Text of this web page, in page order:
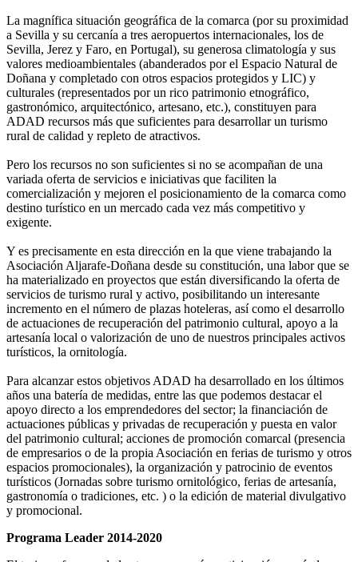
La magnífica situación geográfica de la comarca (por su proximidad
a Sevilla y su cercanía a tres aeropuertos internacionales, los de
Sevilla, Jerez y Faro, en Portugal), su generosa climatología y sus
valores medioambientales (abanderados por el Espacio Natural de
Doñana y completado con otros espacios protegidos y LIC) y
culturales (representados por un rico patrimonio etnográfico,
gastronómico, arquitectónico, artesano, etc.), constituyen para
ADAD recursos más que suficientes para desarrollar un turismo
rural de calidad y repleto de atractivos.
Pero los recursos no son suficientes si no se acompañan de una
variada oferta de servicios e iniciativas que faciliten la
comercialización y mejoren el posicionamiento de la comarca como
destino turístico en un mercado cada vez más competitivo y
exigente.
Y es precisamente en esta dirección en la que viene trabajando la
Asociación Aljarafe-Doñana desde su constitución, una labor que se
ha materializado en proyectos que están diversificando la oferta de
servicios de turismo rural y activo, posibilitando un interesante
incremento en el número de plazas hoteleras, así como el desarrollo
de actuaciones de recuperación del patrimonio cultural, apoyo a la
artesanía local o valorización de uno de nuestros principales activos
turísticos, la ornitología.
Para alcanzar estos objetivos ADAD ha desarrollado en los últimos
años una batería de medidas, entre las que podemos destacar el
apoyo directo a los emprendedores del sector; la financiación de
actuaciones públicas y privadas de recuperación y puesta en valor
del patrimonio cultural; acciones de promoción comarcal (presencia
de empresarios o de la propia Asociación en ferias de turismo y otros
espacios promocionales), la organización y patrocinio de eventos
turísticos (Jornadas sobre turismo ornitológico, ferias de artesanía,
gastronomía o tradiciones, etc. ) o la edición de material divulgativo
y promocional.
Programa Leader 2014-2020